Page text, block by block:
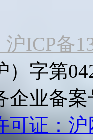
ICP备
）字第
业备案
可证：